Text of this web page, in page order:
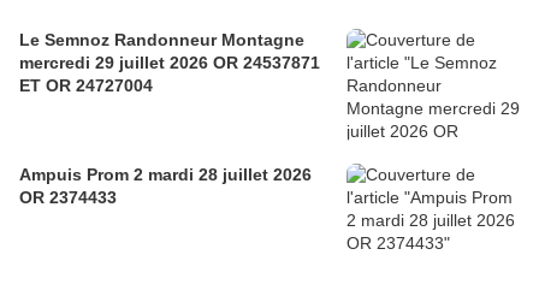
Le Semnoz Randonneur Montagne
mercredi 29 juillet 2026 OR 24537871
ET OR 24727004
Ampuis Prom 2 mardi 28 juillet 2026
OR 2374433